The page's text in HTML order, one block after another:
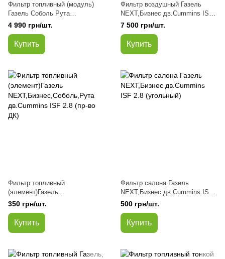
Фильтр топливный (модуль)
Газель Соболь Рута
NEXT,Бизнес дв.Cummins ISF
2.8 сепаратор в сборе
(корпус+крышка+элемент)
4 990 грн/шт.
Купить
Фильтр воздушный Газель
NEXT,Бизнес дв.Cummins ISF
2.8 euro 3, 4 (фильтр 220 мм)
пластмассовый корпус в сборе
7 500 грн/шт.
Купить
Фильтр топливный
(элемент)Газель
NEXT,Бизнес,Соболь,Рута
дв.Cummins ISF 2.8 (пр-во ДК)
350 грн/шт.
Купить
Фильтр салона Газель
NEXT,Бизнес дв.Cummins ISF
2.8 (угольный)
500 грн/шт.
Купить